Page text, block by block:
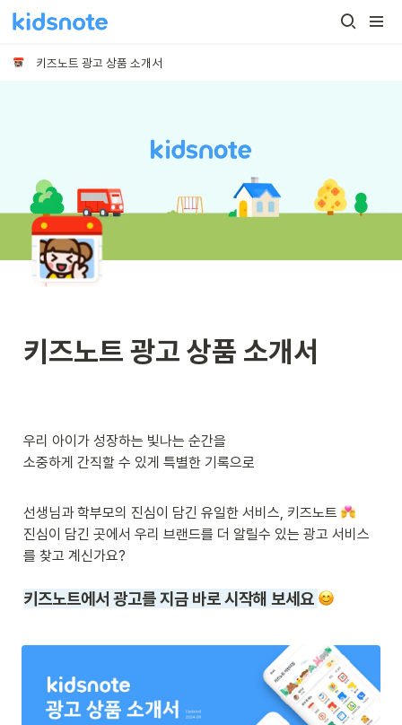
키즈노트 광고 상품 소개서
키즈노트 광고 상품 소개서
우리 아이가 성장하는 빛나는 순간을
소중하게 간직할 수 있게 특별한 기록으로
선생님과 학부모의 진심이 담긴 유일한 서비스, 키즈노트
진심이 담긴 곳에서 우리 브랜드를 더 알릴수 있는 광고 서비스
를 찾고 계신가요?
키즈노트에서 광고를 지금 바로 시작해 보세요